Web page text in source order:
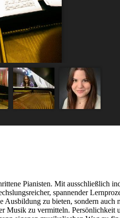
Pianisten. Mit ausschließlich
spannender
zu bieten, sondern auch
Musik zu vermitteln.